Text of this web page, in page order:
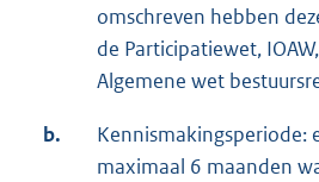
omschreven hebben
de Participatiewet,
Algemene wet
b.
Kennismakingsperiode:
maximaal 6 maanden